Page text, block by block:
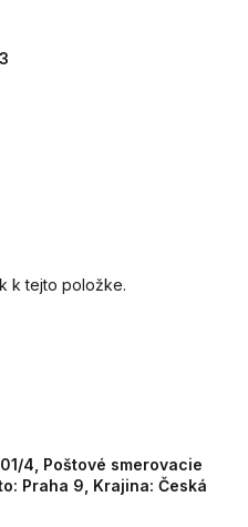
k tejto položke.
4, Poštové smerovacie
Praha 9, Krajina: Česká